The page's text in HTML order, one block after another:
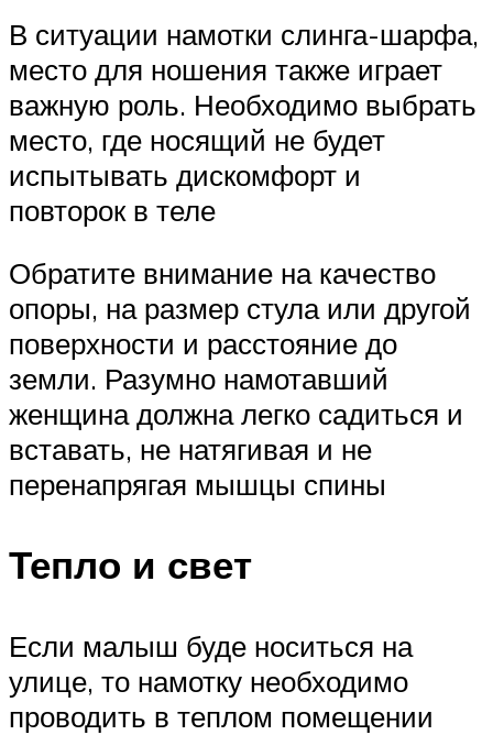
В ситуации намотки слинга-шарфа,
место для ношения также играет
важную роль. Необходимо выбрать
место, где носящий не будет
испытывать дискомфорт и
повторок в теле
Обратите внимание на качество
опоры, на размер стула или другой
поверхности и расстояние до
земли. Разумно намотавший
женщина должна легко садиться и
вставать, не натягивая и не
перенапрягая мышцы спины
Тепло и свет
Если малыш буде носиться на
улице, то намотку необходимо
проводить в теплом помещении